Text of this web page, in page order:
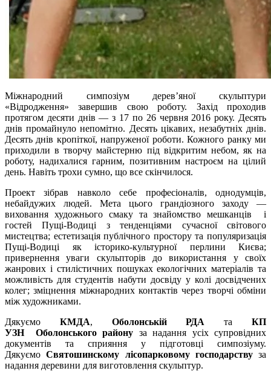
Міжнародний симпозіум дерев’яної скульптури
«Відродження» завершив свою роботу. Захід проходив
протягом десяти днів — з 17 по 26 червня 2016 року. Десять
днів промайнуло непомітно. Десять цікавих, незабутніх днів.
Десять днів кропіткої, напруженої роботи. Кожного ранку ми
приходили в творчу майстерню під відкритим небом, як на
роботу, надихалися гарним, позитивним настроєм на цілий
день. Навіть трохи сумно, що все скінчилося.
Проект зібрав навколо себе професіоналів, однодумців,
небайдужих людей. Мета цього грандіозного заходу —
виховання художнього смаку та знайомство мешканців і
гостей Пущі-Водиці з тенденціями сучасної світового
мистецтва; естетизація публічного простору та популяризація
Пущі-Водиці як історико-культурної перлини Києва;
привернення уваги скульпторів до використання у своїх
жанрових і стилістичних пошуках екологічних матеріалів та
можливість для студентів набути досвіду у колі досвідчених
колег; зміцнення міжнародних контактів через творчі обміни
між художниками.
Дякуємо КМДА, Оболонській РДА таКП
УЗН
Оболонського району за надання усіх супровідних
документів та сприяння у підготовці симпозіуму.
ДякуємоСвятошинскому лісопарковому господарствуза
надання деревини для виготовлення скульптур.